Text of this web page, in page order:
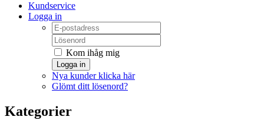
Kundservice
Logga in
Kom ihåg mig
Logga in
Nya kunder klicka här
Glömt ditt lösenord?
Kategorier